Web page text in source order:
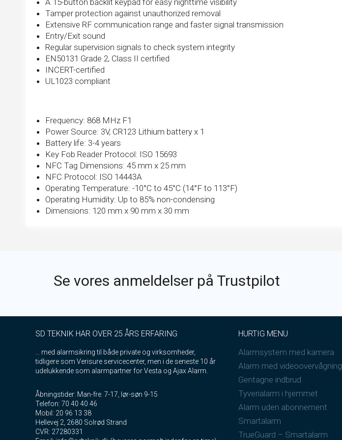
A 15-button backlit keypad for easy nighttime visibility
Tamper protection against unauthorized removal
Extensive RF communication range and faster signal transmission
Entry/Exit sound
Regular supervision signals to check system integrity
EN50131 Grade 2, Class II certified
INCERT-certified
UL1023 compliant
Frequency: 868 MHz F1
Power Source: 3V, CR123 Lithium battery x 1
Battery life: 3-4 years
Key Fob Reader Protocol: ISO 15693
NFC Tag Dimensions: 45 mm x 25 mm
NFC Protocol: ISO 14443A
Operating Temperature: -10°C to 45°C (14°F to 113°F)
Operating Humidity: Up to 85% non-condensing
Dimensions: 120 mm x 90 mm x 30 mm
Se vores anmeldelser på Trustpilot
SD TEKNIK HAR OVER 25 ÅRS ERFARING
… med alarmsikring til både private og virksomheder,
tidligere som Verisure servicecenter, men i de seneste 10 år
udelukkende som alarmpartner for Vesta og Ajax Alarm.
Åbningstider: Man-fre. 7-17, lør-søn 9-15
Telefon: 70 40 40 46
Mobil: 20 96 13 38
Hellevej 2, 2680 Solrød Strand
CVR: 27280331
HURTIG MENU
Alarmsystem med kamera
Alarm med videoovervågning
Gentagne indbrud
Tyverialarm i hjemmet
Alarm uden abonnement
Smartalarm
TrueGuard – Smartalarm